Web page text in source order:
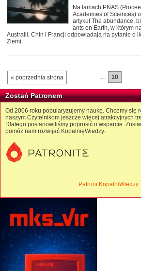
Na łamach PNAS
Academies of Sciences)
artykuł The abundance,
ants on Earth, w którym
Australii, Chin i Francji odpowiadają na pytanie o
Ziemi.
« poprzednia strona … 10
Zostań Patronem
Od 2006 roku popularyzujemy naukę. Chcemy się
naszym Czytelnikom jeszcze więcej atrakcyjnych
Dlatego postanowiliśmy poprosić o wsparcie.
pomóż nam rozwijać KopalnięWiedzy.
Patroni KopalniWiedzy